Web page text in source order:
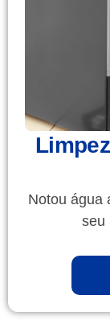
Notou água
seu